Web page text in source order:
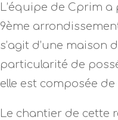
L’équipe de Cprim
9ème
s’agit d’une maison
particularité de
elle est composée
Le chantier de cette